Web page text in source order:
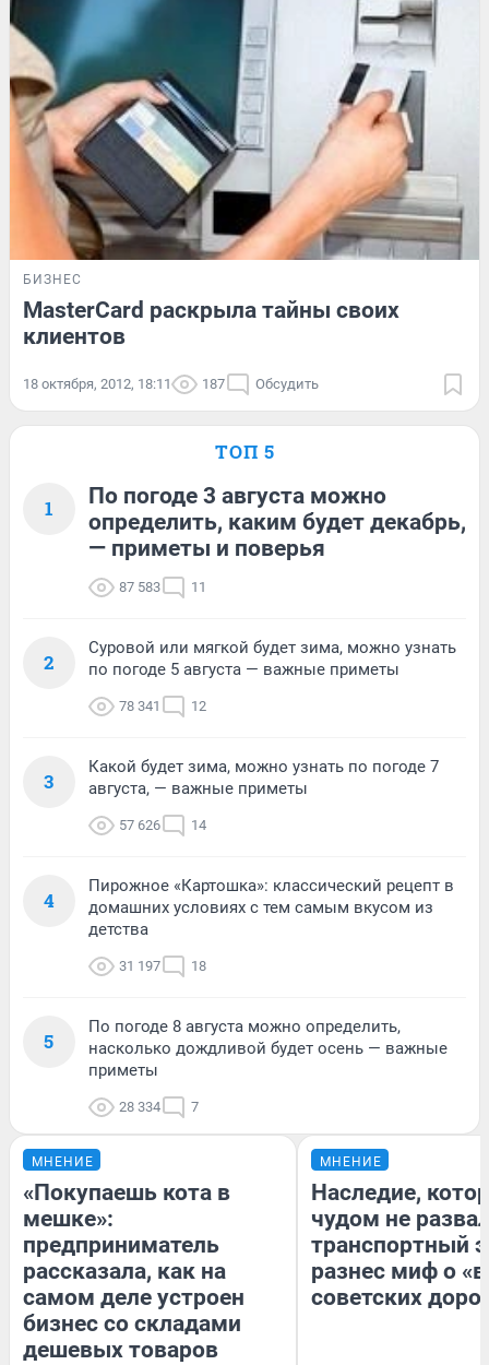
БИЗНЕС
MasterCard раскрыла тайны своих
клиентов
18 октября, 2012, 18:11 187 Обсудить
ТОП 5
1
По погоде 3 августа можно
определить, каким будет декабрь,
— приметы и поверья
87 583 11
2
Суровой или мягкой будет зима, можно узнать
по погоде 5 августа — важные приметы
78 341 12
3
Какой будет зима, можно узнать по погоде 7
августа, — важные приметы
57 626 14
4
Пирожное «Картошка»: классический рецепт в
домашних условиях с тем самым вкусом из
детства
31 197 18
5
По погоде 8 августа можно определить,
насколько дождливой будет осень — важные
приметы
28 334 7
МНЕНИЕ
«Покупаешь кота в
мешке»:
предприниматель
рассказала, как на
самом деле устроен
бизнес со складами
дешевых товаров
МНЕНИЕ
Наследие,
чудом не
транспортный
разнес миф о
советских